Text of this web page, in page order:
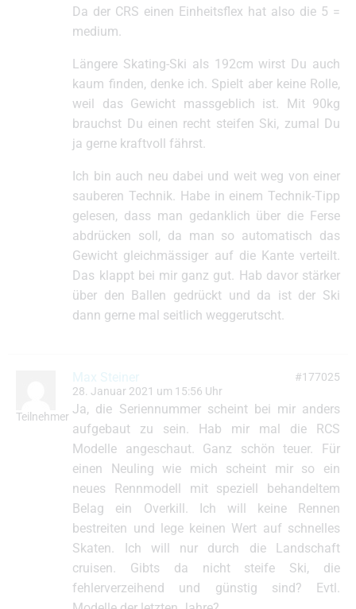
Da der CRS einen Einheitsflex hat also die 5 =
medium.
Längere Skating-Ski als 192cm wirst Du auch
kaum finden, denke ich. Spielt aber keine Rolle,
weil das Gewicht massgeblich ist. Mit 90kg
brauchst Du einen recht steifen Ski, zumal Du
ja gerne kraftvoll fährst.
Ich bin auch neu dabei und weit weg von einer
sauberen Technik. Habe in einem Technik-Tipp
gelesen, dass man gedanklich über die Ferse
abdrücken soll, da man so automatisch das
Gewicht gleichmässiger auf die Kante verteilt.
Das klappt bei mir ganz gut. Hab davor stärker
über den Ballen gedrückt und da ist der Ski
dann gerne mal seitlich weggerutscht.
Teilnehmer
Max Steiner
28. Januar 2021 um 15:56 Uhr
#177025
Ja, die Seriennummer scheint bei mir anders
aufgebaut zu sein. Hab mir mal die RCS
Modelle angeschaut. Ganz schön teuer. Für
einen Neuling wie mich scheint mir so ein
neues Rennmodell mit speziell behandeltem
Belag ein Overkill. Ich will keine Rennen
bestreiten und lege keinen Wert auf schnelles
Skaten. Ich will nur durch die Landschaft
cruisen. Gibts da nicht steife Ski, die
fehlerverzeihend und günstig sind? Evtl.